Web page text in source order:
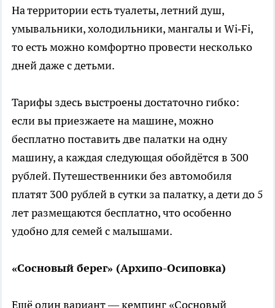
На территории есть туалеты, летний душ,
умывальники, холодильники, мангалы и Wi‑Fi,
то есть можно комфортно провести несколько
дней даже с детьми.
Тарифы здесь выстроены достаточно гибко:
если вы приезжаете на машине, можно
бесплатно поставить две палатки на одну
машину, а каждая следующая обойдётся в 300
рублей. Путешественники без автомобиля
платят 300 рублей в сутки за палатку, а дети до 5
лет размещаются бесплатно, что особенно
удобно для семей с малышами.
«Сосновый берег» (Архипо-Осиповка)
Ещё один вариант — кемпинг «Сосновый